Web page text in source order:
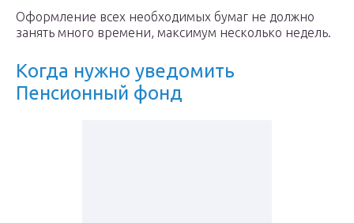
Оформление всех необходимых бумаг не должно
занять много времени, максимум несколько недель.
Когда нужно уведомить
Пенсионный фонд